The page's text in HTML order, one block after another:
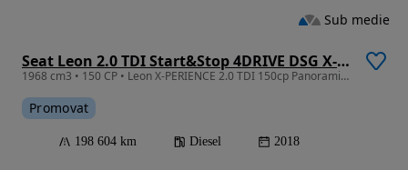
Seat Leon 2.0 TDI Start&Stop 4DRIVE DSG X-Perience
1968 cm3 • 150 CP • Leon X-PERIENCE 2.0 TDI 150cp Panoramic DSG7 4Drive
Promovat
198 604 km Diesel 2018
Sub medie